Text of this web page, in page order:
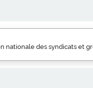
nationale des syndicats et